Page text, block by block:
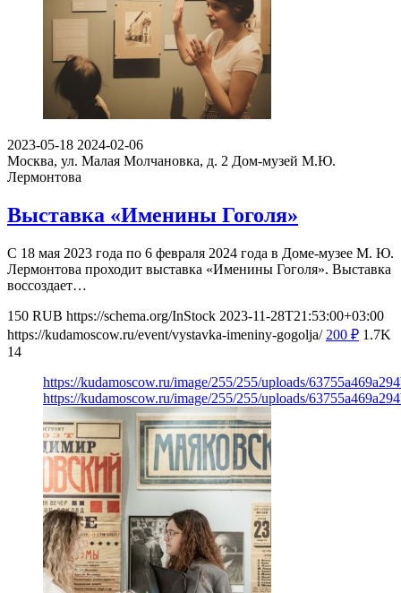
2023-05-18 2024-02-06
Москва, ул. Малая Молчановка, д. 2 Дом-музей М.Ю.
Лермонтова
Выставка «Именины Гоголя»
С 18 мая 2023 года по 6 февраля 2024 года в Доме-музее М. Ю.
Лермонтова проходит выставка «Именины Гоголя». Выставка
воссоздает…
150 RUB https://schema.org/InStock 2023-11-28T21:53:00+03:00
https://kudamoscow.ru/event/vystavka-imeniny-gogolja/ 200 ₽ 1.7K
14
https://kudamoscow.ru/image/255/255/uploads/
https://kudamoscow.ru/image/255/255/uploads/